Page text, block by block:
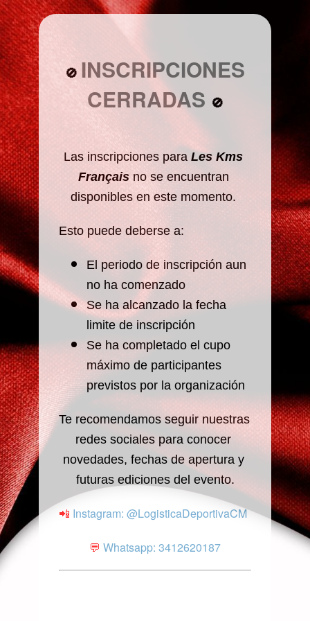
🚫 INSCRIPCIONES
CERRADAS 🚫
Las inscripciones para Les Kms
Français no se encuentran
disponibles en este momento.
Esto puede deberse a:
El periodo de inscripción aun
no ha comenzado
Se ha alcanzado la fecha
limite de inscripción
Se ha completado el cupo
máximo de participantes
previstos por la organización
Te recomendamos seguir nuestras
redes sociales para conocer
novedades, fechas de apertura y
futuras ediciones del evento.
📲 Instagram: @LogisticaDeportivaCM
💬 Whatsapp: 3412620187